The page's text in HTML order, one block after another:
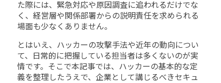
た際には、緊急対応や原因調査に追われるだけでな
く、経営層や関係部署からの説明責任を求められる
場面も少なくありません。
とはいえ、ハッカーの攻撃手法や近年の動向につい
て、日常的に把握している担当者は多くないのが実
情です。そこで本記事では、ハッカーの基本的な定
義を整理したうえで、企業として講じるべきセキュ